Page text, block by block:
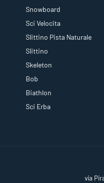
Snowboard
Sci Velocita
Slittino Pista Naturale
Slittino
Skeleton
Bob
Biathlon
Sci Erba
via